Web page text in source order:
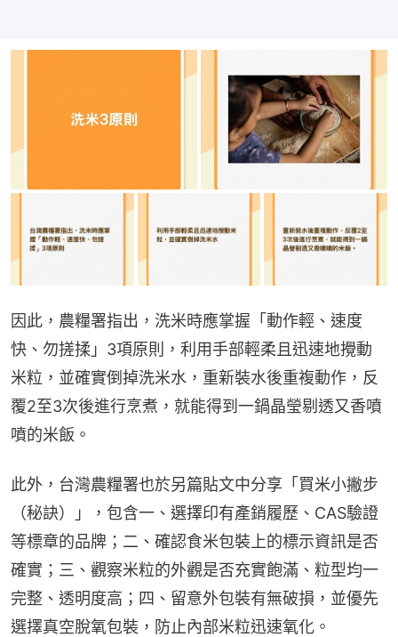
因此，農糧署指出，洗米時應掌握「動作輕、速度
快、勿搓揉」3項原則，利用手部輕柔且迅速地攪動
米粒，並確實倒掉洗米水，重新裝水後重複動作，反
覆2至3次後進行烹煮，就能得到一鍋晶瑩剔透又香噴
噴的米飯。
此外，台灣農糧署也於另篇貼文中分享「買米小撇步
（秘訣）」，包含一、選擇印有產銷履歷、CAS驗證
等標章的品牌；二、確認食米包裝上的標示資訊是否
確實；三、觀察米粒的外觀是否充實飽滿、粒型均一
完整、透明度高；四、留意外包裝有無破損，並優先
選擇真空脫氧包裝，防止內部米粒迅速氧化。